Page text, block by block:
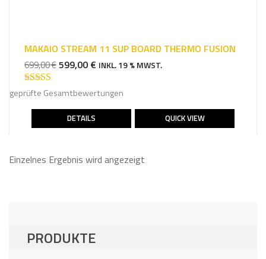
MAKAIO STREAM 11 SUP BOARD THERMO FUSION
699,00€URSPRÜNGLICHER
WAR:
699,00 €
599,00 € AKTUELLER
IST:
599,00 €.
INKL. 19 % MWST.
Bewertet mit
geprüfte Gesamtbewertungen
DETAILS QUICK VIEW
Einzelnes Ergebnis wird angezeigt
PRODUKTE